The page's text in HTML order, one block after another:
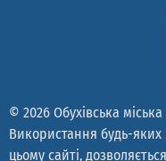
© 2026 Обухівська
Використання будь-яких
цьому сайті,